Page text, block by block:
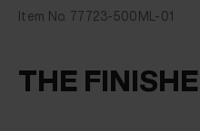
Item No. 77723-500ML-01
THE